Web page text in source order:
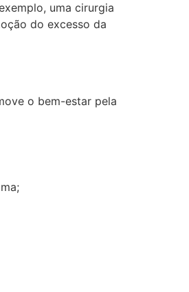
uma cirurgia
do excesso da
o bem-estar pela